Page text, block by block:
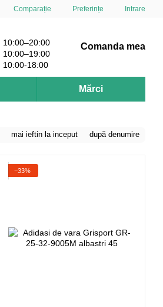
Comparație Preferințe Intrare
10:00–20:00
10:00–19:00
10:00-18:00
Comanda mea
Mărci
mai ieftin la inceput după denumire
−33%